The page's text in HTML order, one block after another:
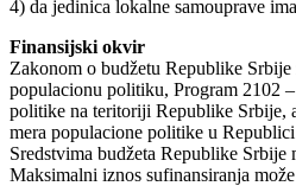
4) da jedinica lokalne samouprave
Finansijski okvir
Zakonom o budžetu Republike
populacionu politiku, Program 2102
politike na teritoriji Republike Srbije,
mera populacione politike u
Sredstvima budžeta Republike
Maksimalni iznos sufinansiranja